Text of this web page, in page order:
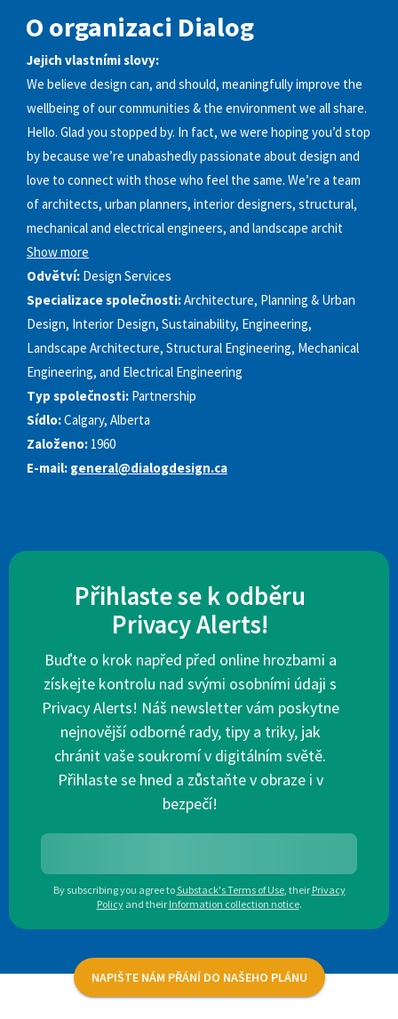
O organizaci Dialog
Jejich vlastními slovy:
We believe design can, and should, meaningfully improve the
wellbeing of our communities & the environment we all share.
Hello. Glad you stopped by. In fact, we were hoping you’d stop
by because we’re unabashedly passionate about design and
love to connect with those who feel the same. We’re a team
of architects, urban planners, interior designers, structural,
mechanical and electrical engineers, and landscape archit
Show more
Odvětví: Design Services
Specializace společnosti:Architecture, Planning & Urban
Design, Interior Design, Sustainability, Engineering,
Landscape Architecture, Structural Engineering, Mechanical
Engineering, and Electrical Engineering
Typ společnosti: Partnership
Sídlo:Calgary, Alberta
Založeno: 1960
E-mail: general@dialogdesign.ca
Přihlaste se k odběru
Privacy Alerts!
Buďte o krok napřed před online hrozbami a
získejte kontrolu nad svými osobními údaji s
Privacy Alerts! Náš newsletter vám poskytne
nejnovější odborné rady, tipy a triky, jak
chránit vaše soukromí v digitálním světě.
Přihlaste se hned a zůstaňte v obraze i v
bezpečí!
By subscribing you agree toSubstack's Terms of Use, their Privacy
Policy and their Information collection notice.
NAPIŠTE NÁM PŘÁNÍ DO NAŠEHO PLÁNU